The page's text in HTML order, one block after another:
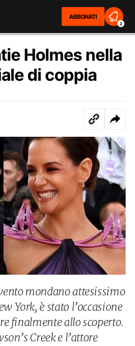
ABBONATI
2
Holmes nella
di coppia
mondano attesissimo
York, è stato l’occasione
finalmente allo scoperto.
Creek e l’attore